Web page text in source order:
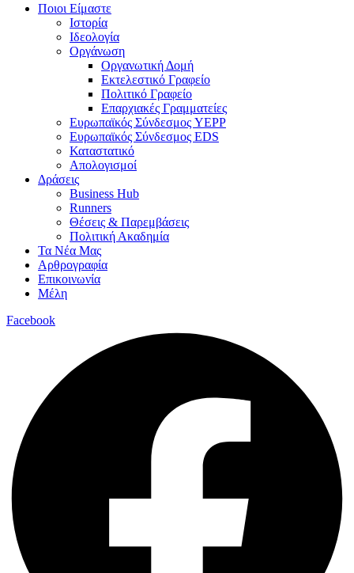
Ποιοι Είμαστε
Ιστορία
Ιδεολογία
Οργάνωση
Οργανωτική Δομή
Εκτελεστικό Γραφείο
Πολιτικό Γραφείο
Επαρχιακές Γραμματείες
Ευρωπαϊκός Σύνδεσμος YEPP
Ευρωπαϊκός Σύνδεσμος EDS
Καταστατικό
Απολογισμοί
Δράσεις
Business Hub
Runners
Θέσεις & Παρεμβάσεις
Πολιτική Ακαδημία
Τα Νέα Μας
Αρθρογραφία
Επικοινωνία
Μέλη
Facebook